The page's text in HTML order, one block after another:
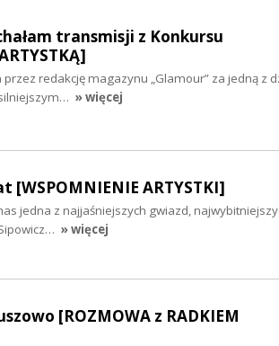
transmisji z Konkursu
redakcję magazynu „Glamour” za jedną z
» więcej
[WSPOMNIENIE ARTYSTKI]
jedna z najjaśniejszych gwiazd,
» więcej
[ROZMOWA z RADKIEM